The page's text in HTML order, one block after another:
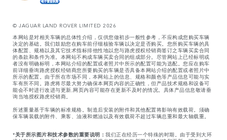
© JAGUAR LAND ROVER LIMITED 2026
本网站是对相关车辆的总体性介绍，仅供您做初步一般性参考，不应构成您购买车辆
决定的基础。我们鼓励您在购车前仔细核验车辆以决定是否购买。您所购买车辆的具
体配置、规格以及其它技术指标排他性地以您与路虎授权经销商签订之车辆买卖合同
的条款和条件为准。本网站不构成车辆买卖合同的组成部分。尽管网站上已经标明或
者没有明确标明，本网站介绍的配置或者照片中所示的配置可能为选配。您应在购车
前详细垂询路虎授权经销商您所要购买的车辆是否具备本网站介绍的配置或者照片中
所示的配置。由于所在市场不同，本网站上的信息、规格和颜色等产品信息可能与实
车有所不同。路虎将尽最大努力确保本网页内容的正确性，但产品技术规格和设备可
能会不时进行改进与更新,网页内容可能存在更新不及时的情况。具体产品信息敬请垂
询当地授权路虎经销商。
所述重量基于车辆的标准规格。制造后安装的附件和其他配置将影响有效载荷。须确
保车辆装载的附件、乘客、油液和燃油以及有效载荷不超过车辆总重和最大轴载重。
*关于所示图片和技术参数的重要说明： 我们正在经历一个特殊的时期。由于受到大环